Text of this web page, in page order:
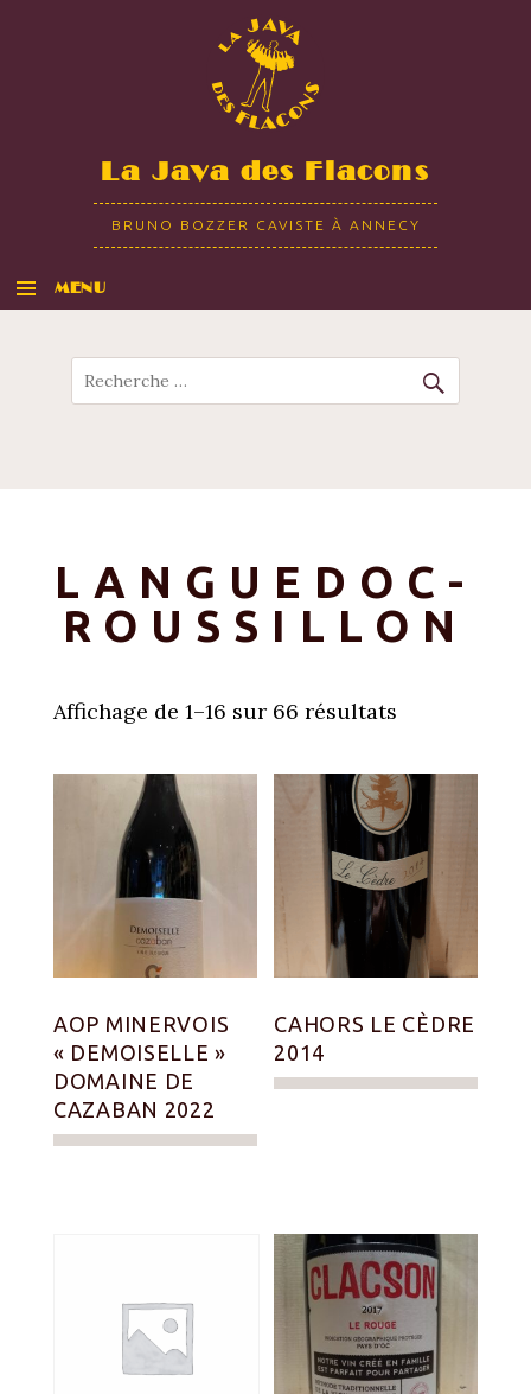
La Java des Flacons
BRUNO BOZZER CAVISTE À ANNECY
MENU
Recherche
LANGUEDOC-
ROUSSILLON
Affichage de 1–16 sur 66 résultats
AOP MINERVOIS
« DEMOISELLE »
DOMAINE DE
CAZABAN 2022
CAHORS LE CÈDRE
2014